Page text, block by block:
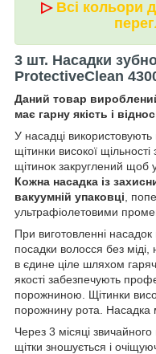
▷ Всі кольори
3 шт. Насадки
ProtectiveClean
Даний товар
має гарну якість і
У насадці використовують
щітинки високої
щітинок закруглений щоб
Кожна насадка із
вакуумній упаковці ,
ультрафіолетовими
При виготовленні
посадки волосся без
в єдине ціле шляхом
якості забезпечують
порожниною. Щітинки
порожнину рота. Насадка
Через 3 місяці
щітки зношується і